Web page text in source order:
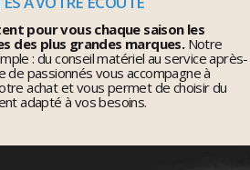
pour vous chaque saison les
des plus grandes marques.Notre
: du conseil matériel au service après-
de passionnés vous accompagne à
achat et vous permet de choisir du
adapté à vos besoins.